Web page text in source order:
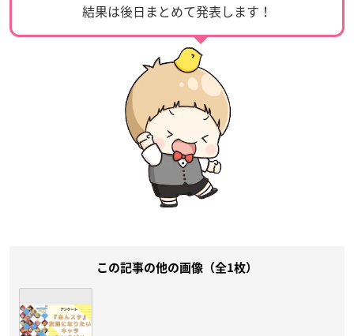
結果は後日まとめて発表します！
この記事の他の画像（全1枚）